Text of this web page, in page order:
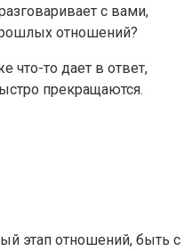
с вами,
отношений?
что-то дает в ответ,
прекращаются.
этап отношений, быть с